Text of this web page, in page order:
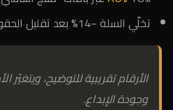
تخلّي السلة −14% بعد تقليل الحقول وإظهار الشحن مبكرًا.
الأرقام تقريبية للتوضيح،
وجودة الإبداع.